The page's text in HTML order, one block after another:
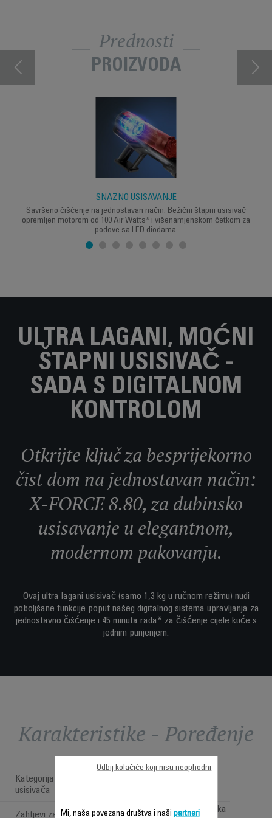
Prednosti
PROIZVODA
SNAŽNO USISAVANJE
Savršeno čišćenje na jednostavan način: Bežični štapni usisivač
opremljen motorom od 100 Air Watts* i višenamjenskom četkom za
podove sa LED diodama.
ULTRA LAGANI, MOĆNI
ŠTAPNI USISIVAČ -
SADA S DIGITALNOM
KONTROLOM
Otkrijte ključ za besprijekorno
čist dom na jednostavan način:
X-FORCE 8.80, za dubinsko
usisavanje u elegantnom,
modernom pakovanju.
Ovaj ultra lagani usisivač (samo 1,3 kg u ručnom režimu) nudi
poboljšane funkcije poput našeg digitalnog sistema upravljanja za
jednostavno čišćenje i 45 minuta rada* za čišćenje cijele kuće s
jednim punjenjem.
Karakteristike - Poređenje
Kategorija bežičnih štapnih
usisivača
Zahtjevi za čišćenje
Pod, namještaj i visoka
Mi, naša povezana društva i naši partneri
Odbij kolačiće koji nisu neophodni